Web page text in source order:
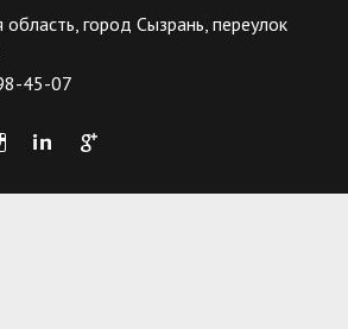
город Сызрань, переулок
45-07